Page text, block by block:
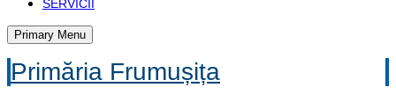
SERVICII
Primary Menu
Primăria Frumușița